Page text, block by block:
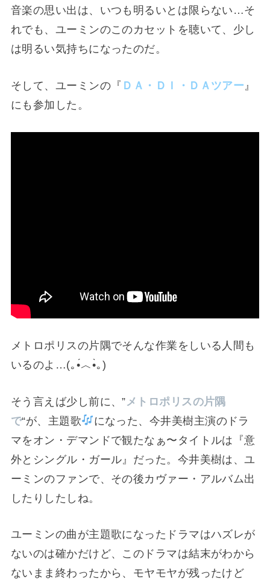
音楽の思い出は、いつも明るいとは限らない…そ
れでも、ユーミンのこのカセットを聴いて、少し
は明るい気持ちになったのだ。
そして、ユーミンの『 ＤＡ・ＤＩ・ＤＡツアー』
にも参加した。
メトロポリスの片隅でそんな作業をしいる人間も
いるのよ…(⁠｡⁠•́⁠︿⁠•̀⁠｡⁠)
そう言えば少し前に、” メトロポリスの片隅
で“が、主題歌
になった、今井美樹主演のドラ
マをオン・デマンドで観たなぁ〜タイトルは『意
外とシングル・ガール』だった。今井美樹は、ユ
ーミンのファンで、その後カヴァー・アルバム出
したりしたしね。
ユーミンの曲が主題歌になったドラマはハズレが
ないのは確かだけど、このドラマは結末がわから
ないまま終わったから、モヤモヤが残ったけど